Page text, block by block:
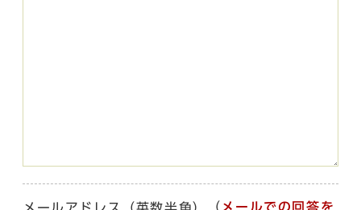
（ メールでの回答を